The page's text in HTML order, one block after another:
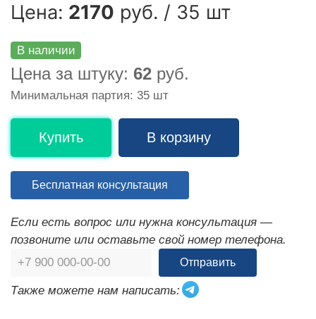
Цена: 2170 руб. / 35 шт
В наличии
Цена за штуку: 62 руб.
Минимальная партия: 35 шт
Купить В корзину
Бесплатная консультация
Если есть вопрос или нужна консультация —
позвоните или оставьте свой номер телефона.
Отправить
Также можете нам написать: